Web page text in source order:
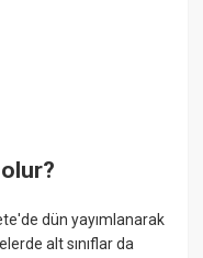
dün yayımlanarak
alt sınıflar da